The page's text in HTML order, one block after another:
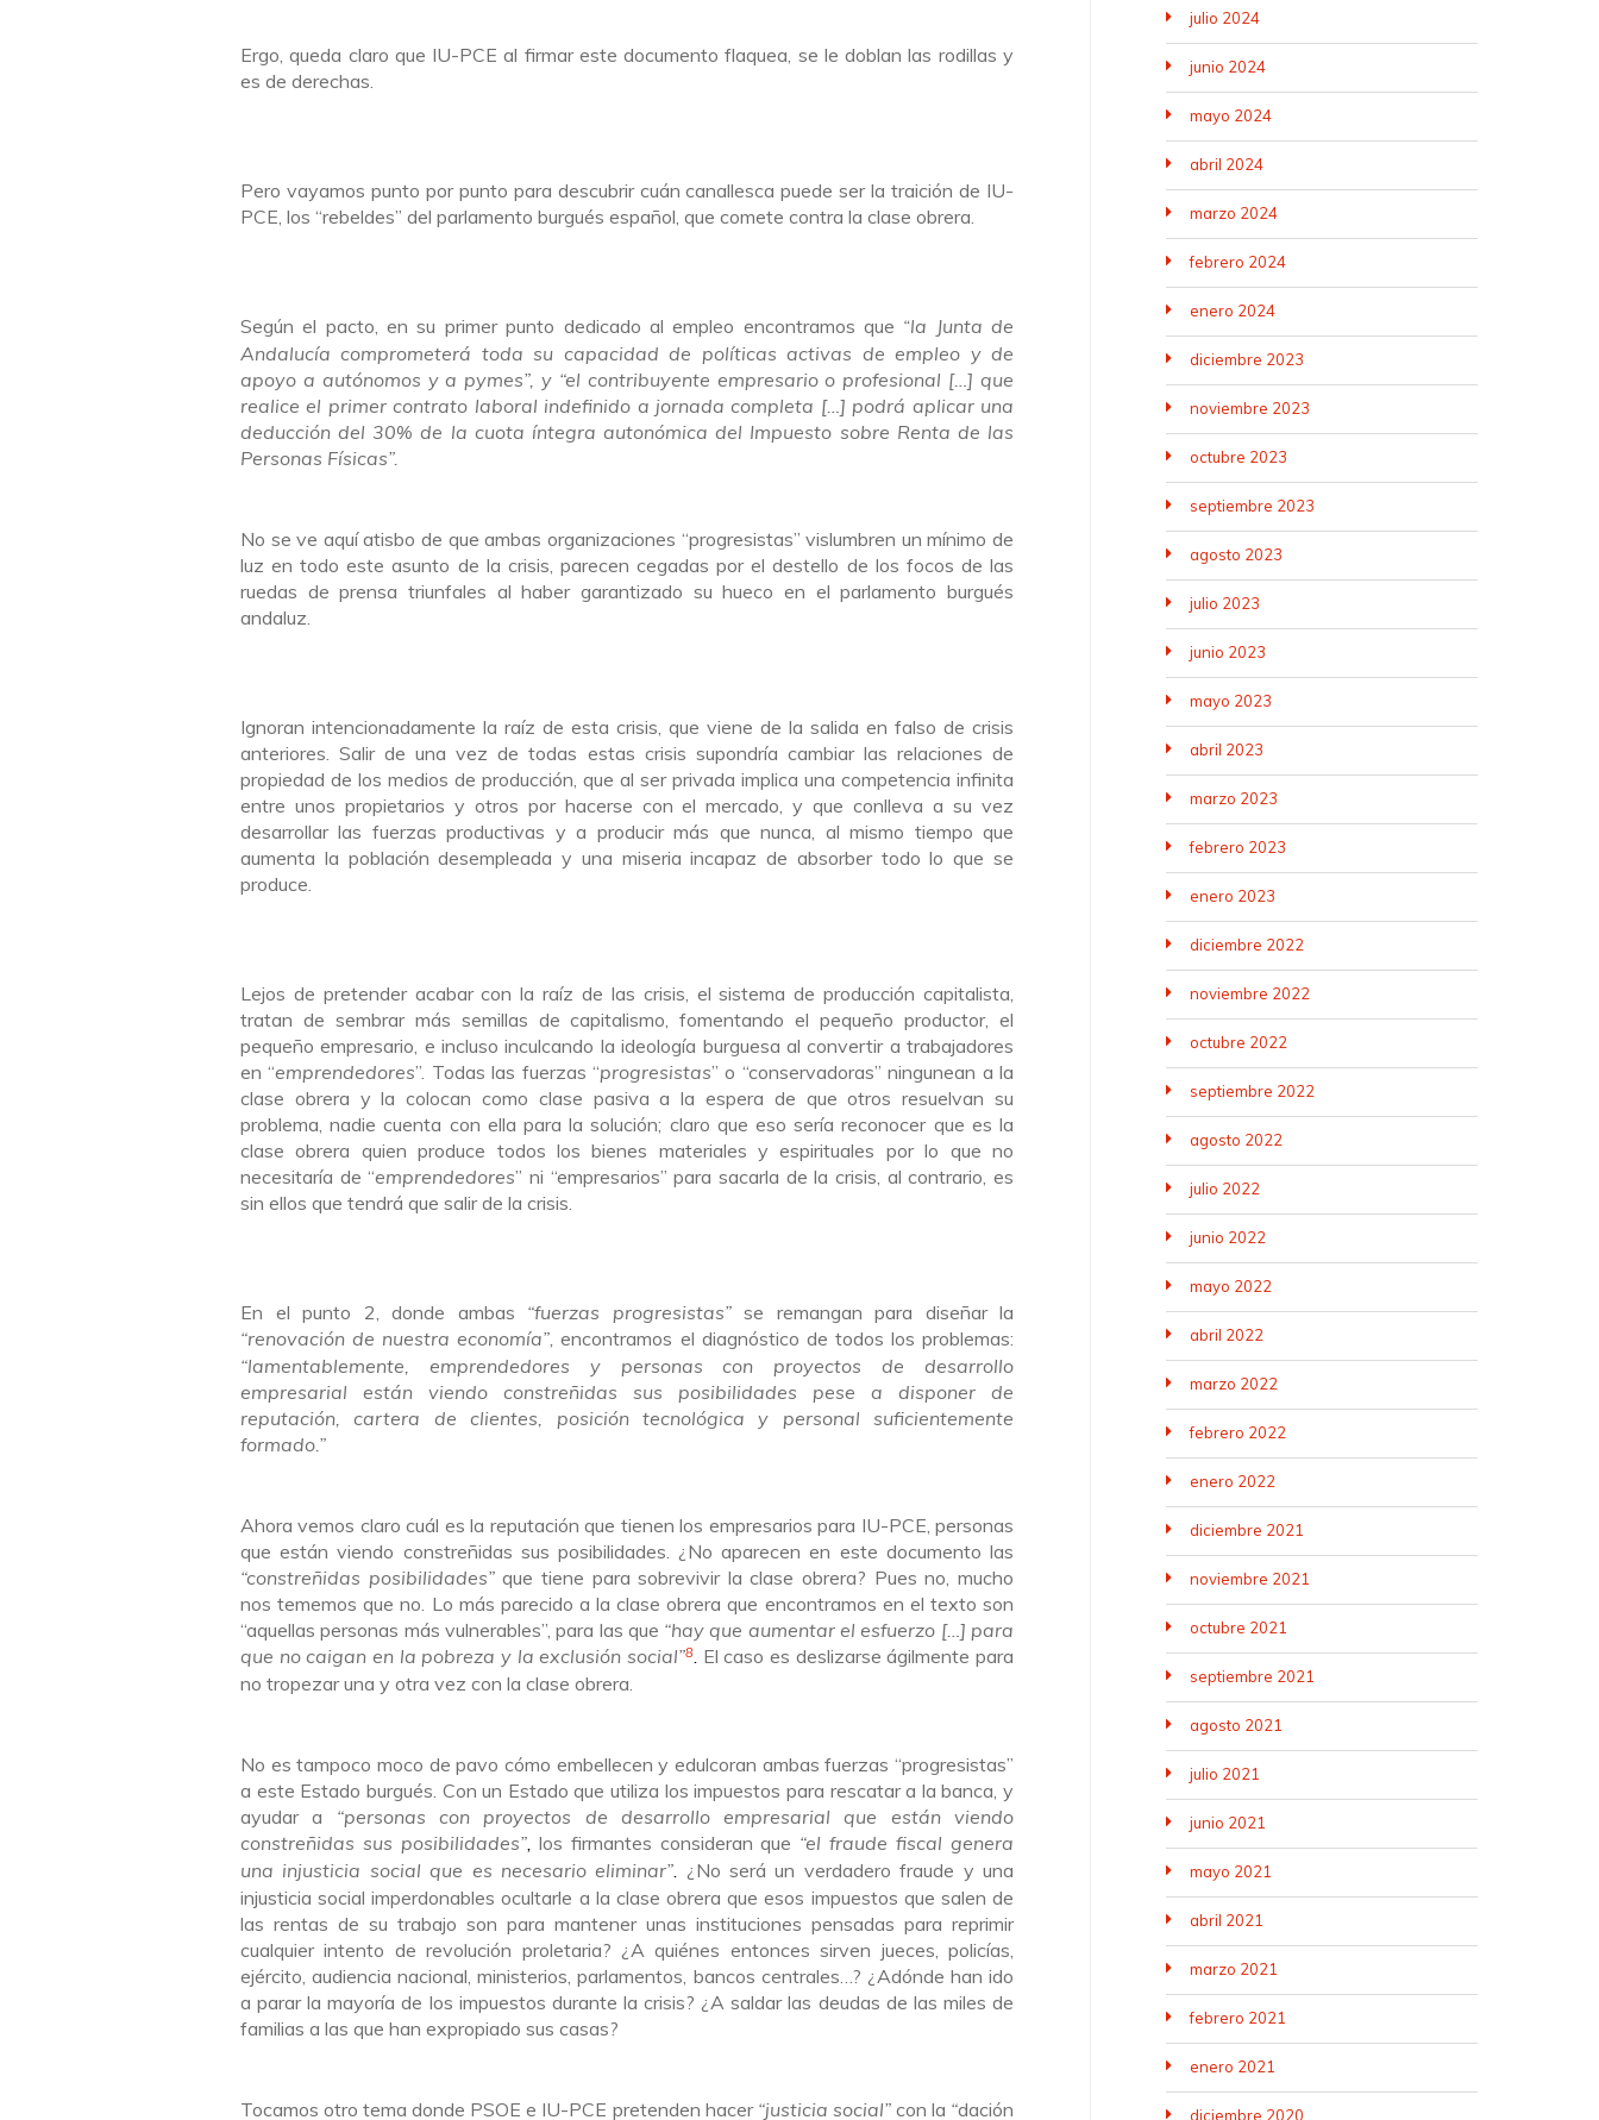
Ergo, queda claro que IU-PCE al firmar este documento flaquea, se le doblan las rodillas y
es de derechas.
Pero vayamos punto por punto para descubrir cuán canallesca puede ser la traición de IU-
PCE, los “rebeldes” del parlamento burgués español, que comete contra la clase obrera.
Según el pacto, en su primer punto dedicado al empleo encontramos que “la Junta de
Andalucía comprometerá toda su capacidad de políticas activas de empleo y de
apoyo a autónomos y a pymes”, y “el contribuyente empresario o profesional […] que
realice el primer contrato laboral indefinido a jornada completa […] podrá aplicar una
deducción del 30% de la cuota íntegra autonómica del Impuesto sobre Renta de las
Personas Físicas”.
No se ve aquí atisbo de que ambas organizaciones “progresistas” vislumbren un mínimo de
luz en todo este asunto de la crisis, parecen cegadas por el destello de los focos de las
ruedas de prensa triunfales al haber garantizado su hueco en el parlamento burgués
andaluz.
Ignoran intencionadamente la raíz de esta crisis, que viene de la salida en falso de crisis
anteriores. Salir de una vez de todas estas crisis supondría cambiar las relaciones de
propiedad de los medios de producción, que al ser privada implica una competencia infinita
entre unos propietarios y otros por hacerse con el mercado, y que conlleva a su vez
desarrollar las fuerzas productivas y a producir más que nunca, al mismo tiempo que
aumenta la población desempleada y una miseria incapaz de absorber todo lo que se
produce.
Lejos de pretender acabar con la raíz de las crisis, el sistema de producción capitalista,
tratan de sembrar más semillas de capitalismo, fomentando el pequeño productor, el
pequeño empresario, e incluso inculcando la ideología burguesa al convertir a trabajadores
en “emprendedores”. Todas las fuerzas “progresistas” o “conservadoras” ningunean a la
clase obrera y la colocan como clase pasiva a la espera de que otros resuelvan su
problema, nadie cuenta con ella para la solución; claro que eso sería reconocer que es la
clase obrera quien produce todos los bienes materiales y espirituales por lo que no
necesitaría de “emprendedores” ni “empresarios” para sacarla de la crisis, al contrario, es
sin ellos que tendrá que salir de la crisis.
En el punto 2, donde ambas “fuerzas progresistas”se remangan para diseñar la
“renovación de nuestra economía”,encontramos el diagnóstico de todos los problemas:
“lamentablemente, emprendedores y personas con proyectos de desarrollo
empresarial están viendo constreñidas sus posibilidades pese a disponer de
reputación, cartera de clientes, posición tecnológica y personal suficientemente
formado.”
Ahora vemos claro cuál es la reputación que tienen los empresarios para IU-PCE, personas
que están viendo constreñidas sus posibilidades. ¿No aparecen en este documento las
“constreñidas posibilidades”que tiene para sobrevivir la clase obrera? Pues no, mucho
nos tememos que no. Lo más parecido a la clase obrera que encontramos en el texto son
“aquellas personas más vulnerables”, para las que “hay que aumentar el esfuerzo […] para
que no caigan en la pobreza y la exclusión social”8. El caso es deslizarse ágilmente para
no tropezar una y otra vez con la clase obrera.
No es tampoco moco de pavo cómo embellecen y edulcoran ambas fuerzas “progresistas”
a este Estado burgués. Con un Estado que utiliza los impuestos para rescatar a la banca, y
ayudar a “personas con proyectos de desarrollo empresarial que están viendo
constreñidas sus posibilidades”, los firmantes consideran que “el fraude fiscal genera
una injusticia social que es necesario eliminar”. ¿No será un verdadero fraude y una
injusticia social imperdonables ocultarle a la clase obrera que esos impuestos que salen de
las rentas de su trabajo son para mantener unas instituciones pensadas para reprimir
cualquier intento de revolución proletaria? ¿A quiénes entonces sirven jueces, policías,
ejército, audiencia nacional, ministerios, parlamentos, bancos centrales…? ¿Adónde han ido
a parar la mayoría de los impuestos durante la crisis? ¿A saldar las deudas de las miles de
familias a las que han expropiado sus casas?
Tocamos otro tema donde PSOE e IU-PCE pretenden hacer“justicia social”con la “dación
julio 2024
junio 2024
mayo 2024
abril 2024
marzo 2024
febrero 2024
enero 2024
diciembre 2023
noviembre 2023
octubre 2023
septiembre 2023
agosto 2023
julio 2023
junio 2023
mayo 2023
abril 2023
marzo 2023
febrero 2023
enero 2023
diciembre 2022
noviembre 2022
octubre 2022
septiembre 2022
agosto 2022
julio 2022
junio 2022
mayo 2022
abril 2022
marzo 2022
febrero 2022
enero 2022
diciembre 2021
noviembre 2021
octubre 2021
septiembre 2021
agosto 2021
julio 2021
junio 2021
mayo 2021
abril 2021
marzo 2021
febrero 2021
enero 2021
diciembre 2020